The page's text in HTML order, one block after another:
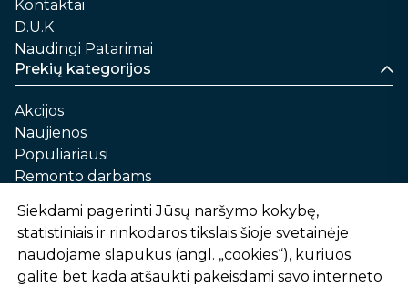
Kontaktai
D.U.K
Naudingi Patarimai
Prekių kategorijos
Akcijos
Naujienos
Populiariausi
Remonto darbams
Automobilių priežiūrai
Sodui ir daržui
Informacija
Siekdami pagerinti Jūsų naršymo kokybę,
statistiniais ir rinkodaros tikslais šioje svetainėje
naudojame slapukus (angl. „cookies“), kuriuos
galite bet kada atšaukti pakeisdami savo interneto